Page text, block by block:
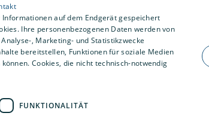
auf dem Endgerät gespeichert
Ihre personenbezogenen Daten werden von
, Marketing- und Statistikzwecke
bereitstellen, Funktionen für soziale Medien
Cookies, die nicht technisch-notwendig
FUNKTIONALITÄT